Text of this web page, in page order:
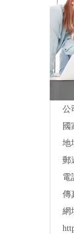
公
國
地
郵
電
傳
網